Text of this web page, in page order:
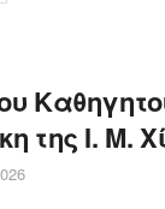
της Ι. Μ.